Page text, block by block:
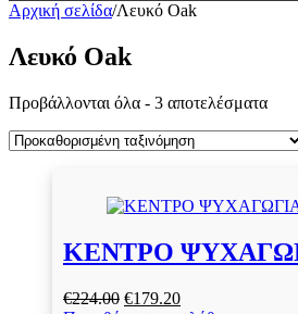
Αρχική σελίδα/Λευκό Oak
Λευκό Oak
Προβάλλονται όλα - 3 αποτελέσματα
ΚΕΝΤΡΟ
€224.00 Original
€179.20Η